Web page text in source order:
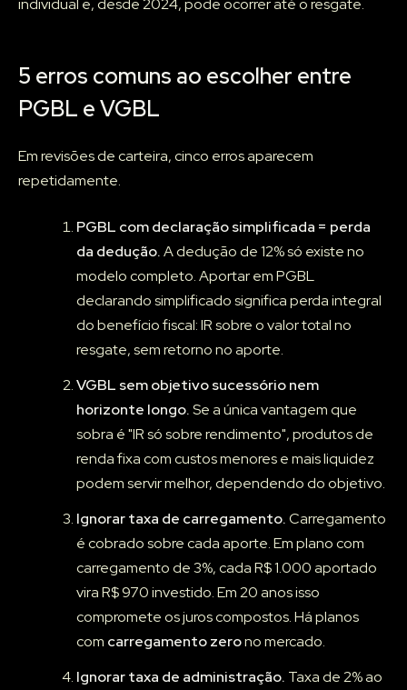
5 erros comuns ao escolher entre
PGBL e VGBL
Em revisões de carteira, cinco erros aparecem
repetidamente.
PGBL com declaração simplificada = perda
da dedução.A dedução de 12% só existe no
modelo completo. Aportar em PGBL
declarando simplificado significa perda integral
do benefício fiscal: IR sobre o valor total no
resgate, sem retorno no aporte.
VGBL sem objetivo sucessório nem
horizonte longo.Se a única vantagem que
sobra é "IR só sobre rendimento", produtos de
renda fixa com custos menores e mais liquidez
podem servir melhor, dependendo do objetivo.
Ignorar taxa de carregamento.Carregamento
é cobrado sobre cada aporte. Em plano com
carregamento de 3%, cada R$ 1.000 aportado
vira R$ 970 investido. Em 20 anos isso
compromete os juros compostos. Há planos
com carregamento zerono mercado.
Ignorar taxa de administração. Taxa de 2% ao